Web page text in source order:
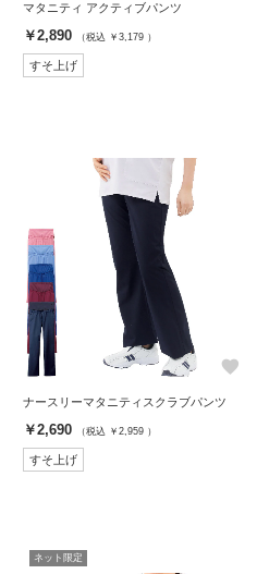
マタニティ アクティブパンツ
￥2,890 （税込 ￥3,179 ）
すそ上げ
favorite
ナースリーマタニティスクラブパンツ
￥2,690 （税込 ￥2,959 ）
すそ上げ
ネット限定